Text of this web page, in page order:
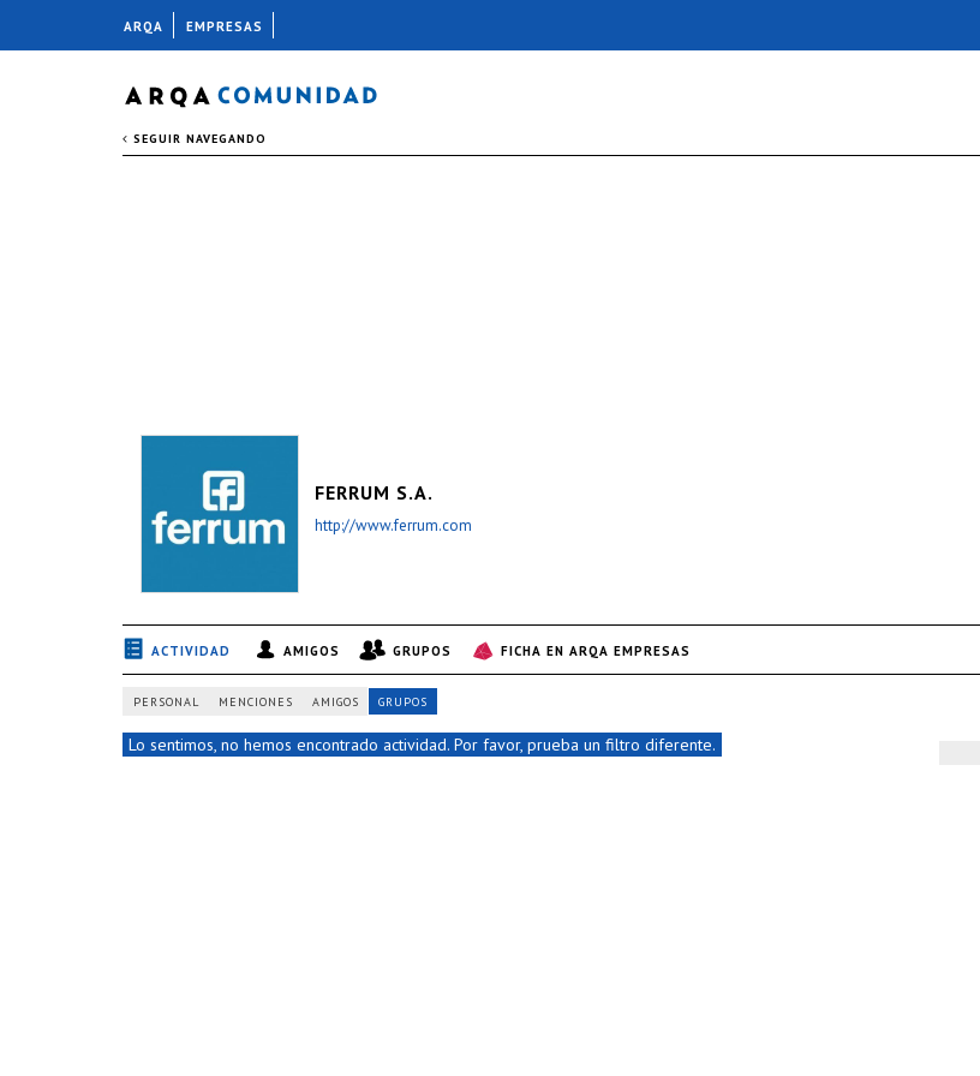
SEGUIR NAVEGANDO
FERRUM S.A.
http://www.ferrum.com
ACTIVIDAD AMIGOS GRUPOS FICHA EN ARQA EMPRESAS
PERSONAL MENCIONES AMIGOS GRUPOS
Lo sentimos, no hemos encontrado actividad. Por favor, prueba un filtro diferente.
ARQA EMPRESAS